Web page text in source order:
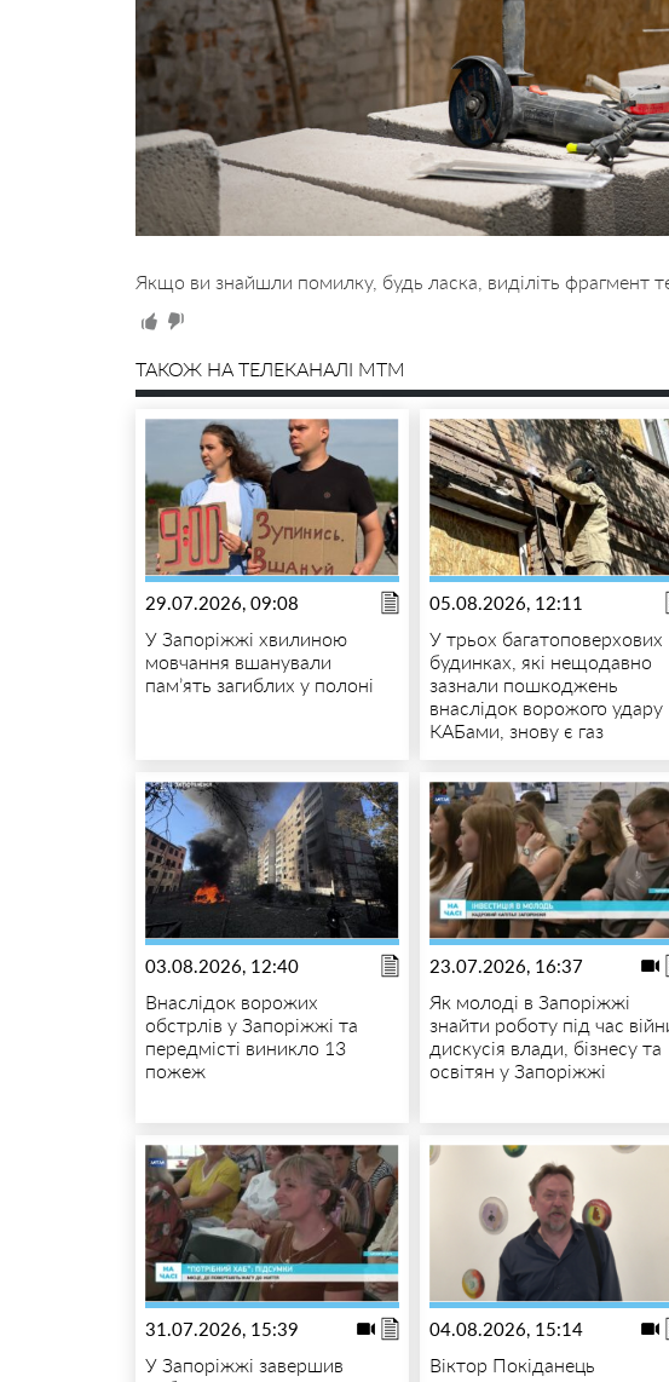
Якщо ви знайшли помилку, будь ласка, виділіть фрагмент
ТАКОЖ НА ТЕЛЕКАНАЛІ MTM
29.07.2026, 09:08
У Запоріжжі хвилиною
мовчання вшанували
пам’ять загиблих у полоні
05.08.2026, 12:11
У трьох багатоповерхових
будинках, які нещодавно
зазнали пошкоджень
внаслідок ворожого удару
КАБами, знову є газ
03.08.2026, 12:40
Внаслідок ворожих
обстрлів у Запоріжжі та
передмісті виникло 13
пожеж
23.07.2026, 16:37
Як молоді в Запоріжжі
знайти роботу під час
дискусія влади, бізнесу та
освітян у Запоріжжі
31.07.2026, 15:39
У Запоріжжі завершив
04.08.2026, 15:14
Віктор Покіданець